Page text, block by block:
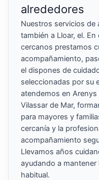
alrededores
Nuestros servicios de
también a Lloar, el.
cercanos prestamos
acompañamiento,
el dispones de
seleccionadas por su
atendemos en
Vilassar de Mar,
para mayores y
cercanía y la
acompañamiento
Llevamos años
ayudando a
habitual.